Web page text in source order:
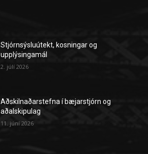
Stjórnsýsluútekt, kosningar og
upplýsingamál
2. júlí 2026
Aðskilnaðarstefna í bæjarstjórn og
aðalskipulag
11. júní 2026